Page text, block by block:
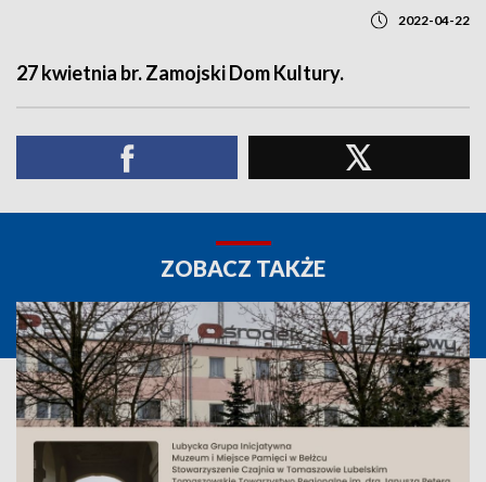
2022-04-22
27 kwietnia br. Zamojski Dom Kultury.
ZOBACZ TAKŻE